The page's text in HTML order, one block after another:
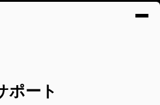
ポート